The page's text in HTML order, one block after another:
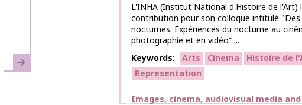
Learn more
L'INHA (Institut National d'Histoire de l'Art)
contribution pour son colloque intitulé
nocturnes. Expériences du nocturne au
photographie et en vidéo"....
Keywords
Arts Cinema Histoire de
Representation
Themes
Images, cinema, audiovisual media